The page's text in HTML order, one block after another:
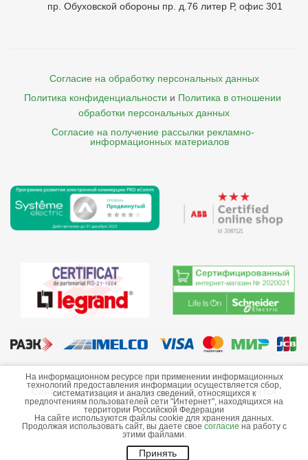
пр. Обуховской обороны пр. д.76 литер Р, офис 301
Согласие на обработку персональных данных
Политика конфиденциальности и Политика в отношении
обработки персональных данных
Согласие на получение рассылки рекламно-
    информационных материалов
©2013-2026 ООО «Краснодарэлектро»
Сайт носит информационный характер и не является
публичной офертой.
Стоимость товаров и их наличие не гарантируются.
На информационном ресурсе при применении информационных
технологий предоставления информации осуществляется сбор,
систематизация и анализ сведений, относящихся к
предпочтениям пользователей сети "Интернет", находящихся на
территории Российской Федерации
На сайте используются файлы cookie для хранения данных.
Продолжая использовать сайт, вы даете свое согласие на работу с
этими файлами.
Принять